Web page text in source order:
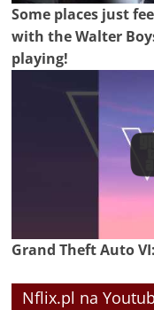
Some places just
with the Walter
playing!
Grand Theft Auto
Nflix.pl na